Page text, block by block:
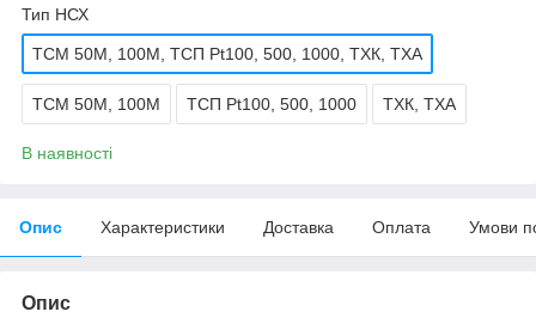
Тип НСХ
ТСМ 50М, 100М, ТСП Pt100, 500, 1000, ТХК, ТХА
ТСМ 50М, 100М ТСП Pt100, 500, 1000 ТХК, ТХА
В наявності
Опис Характеристики Доставка Оплата Умови
Опис